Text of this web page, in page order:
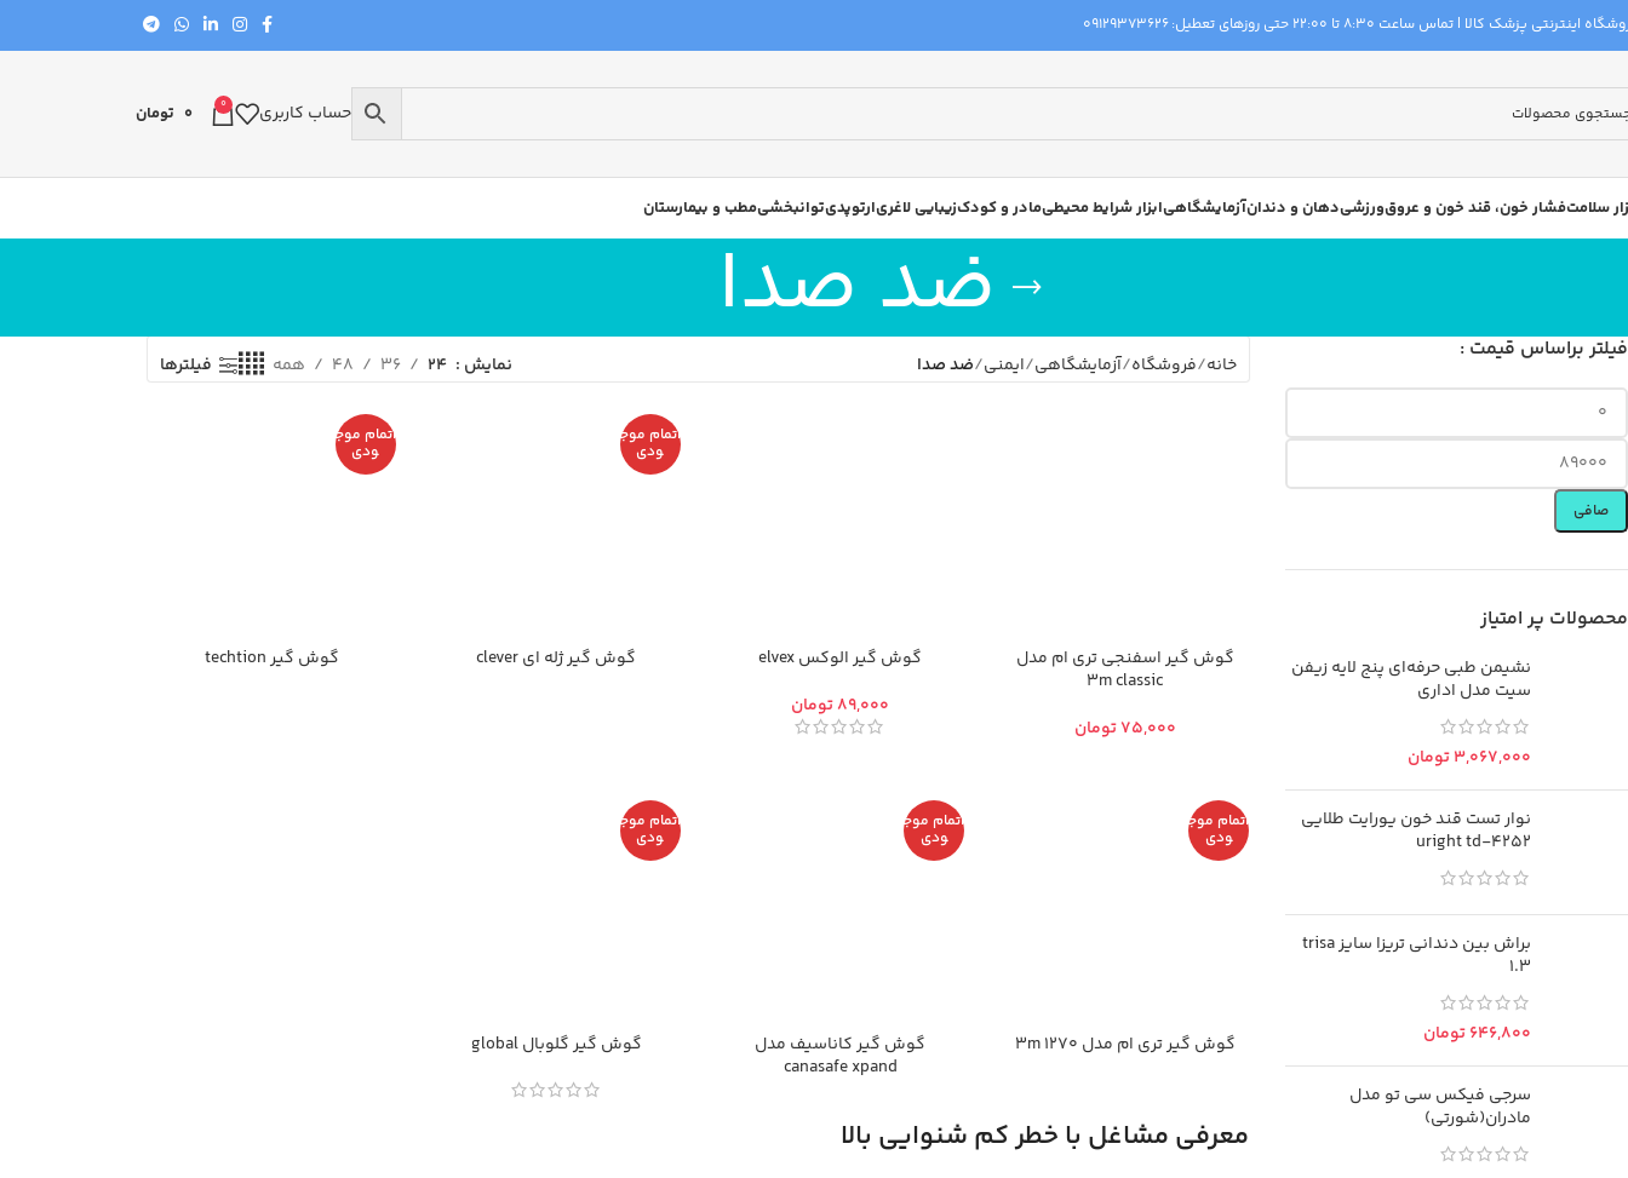
اینترنتی پزشک کالا | تماس ساعت 8:30 تا 22:00 حتی روزهای تعطیل: 09129373626
حساب کاربری 0
0 تومان
سلامتفشار خون، قند خون و عروقورزشیدهان و دندانآزمایشگاهیابزار شرایط محیطیمادر و کودکزیبایی لاغریارتوپدیتوانبخشیمطب و بیمارستان
ضد صدا فیلتر براساس قیمت :
صافی
محصولات پر امتیاز
نشیمن طبی حرفه‌ای پنج لایه زیفن
سیت مدل اداری
تومان
نوار تست قند خون یورایت طلایی
uright td-4252
براش بین دندانی تریزا سایز trisa
1.3
تومان
سرجی فیکس سی تو مدل
مادران(شورتی)
خانه فروشگاه آزمایشگاهی ایمنی ضد صدا نمایش 24
36
48 همه فیلترها
گوش گير اسفنجی تری ام مدل
3m classic
تومان
گوش گير الوکس elvex
تومان
اتمام موج
ودی
گوش گیر ژله ای clever
اتمام موج
ودی
گوش گير techtion
اتمام موج
ودی
گوش گير تری ام مدل 3m 1270
اتمام موج
ودی
گوش گير کاناسیف مدل
canasafe xpand
اتمام موج
ودی
گوش گير گلوبال global
معرفی مشاغل با خطر کم شنوایی بالا